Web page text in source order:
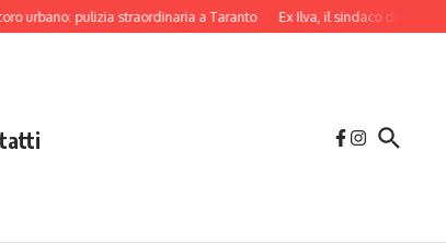
pulizia straordinaria a Taranto Ex Ilva, il sindaco di Taranto lancia